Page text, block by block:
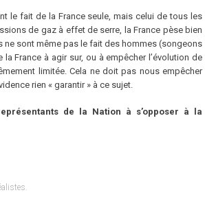
le fait de la France seule, mais celui de tous les
de gaz à effet de serre, la France pèse bien
ne sont même pas le fait des hommes (songeons
France à agir sur, ou à empêcher l’évolution de
limitée. Cela ne doit pas nous empêcher
rien « garantir » à ce sujet.
de la Nation à s’opposer à la